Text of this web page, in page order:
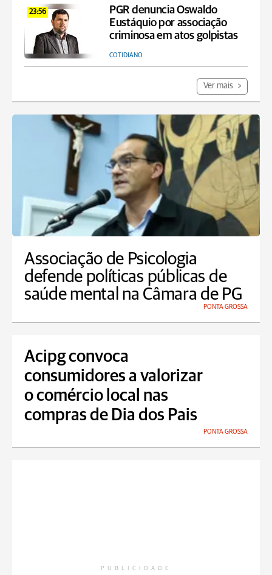
23:56
PGR denuncia Oswaldo
Eustáquio por associação
criminosa em atos golpistas
COTIDIANO
Ver mais
Associação de Psicologia
defende políticas públicas de
saúde mental na Câmara de PG
PONTA GROSSA
Acipg convoca
consumidores a valorizar
o comércio local nas
compras de Dia dos Pais
PONTA GROSSA
PUBLICIDADE